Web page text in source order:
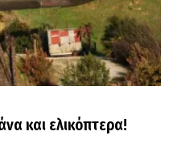
και ελικόπτερα!